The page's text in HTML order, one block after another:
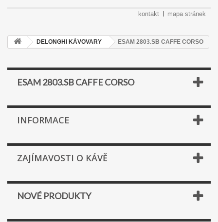
kontakt mapa stránek
DELONGHI KÁVOVARY ESAM 2803.SB CAFFE CORSO
ESAM 2803.SB CAFFE CORSO
INFORMACE
ZAJÍMAVOSTI O KÁVĚ
NOVÉ PRODUKTY